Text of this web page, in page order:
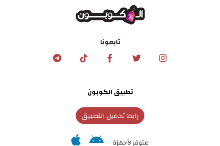
تابعونا
تطبيق الكوبون
رابط تحميل التطبيق
متوفر لأجهزة